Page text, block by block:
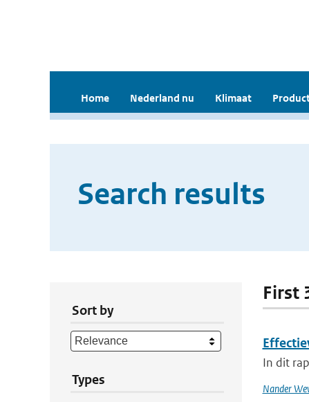
Home Nederland nu Klimaat
Search results
Sort by
Types
First
In dit
Nander